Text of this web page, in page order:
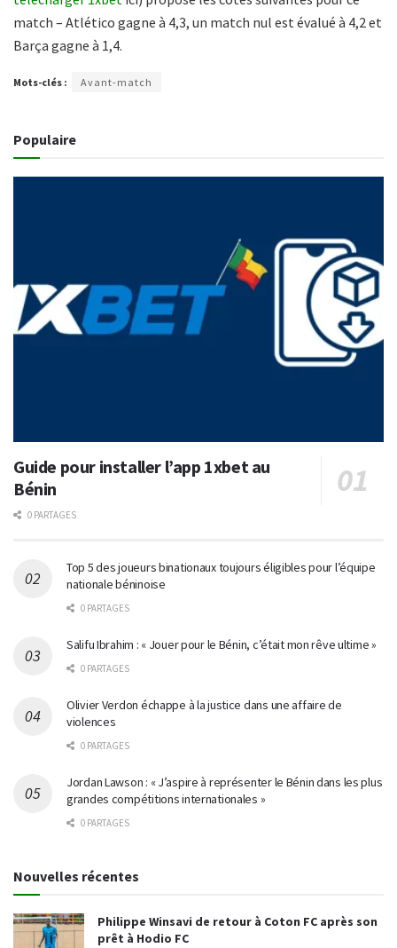
match – Atlético gagne à 4,3, un match nul est évalué à 4,2 et
Barça gagne à 1,4.
Mots-clés : Avant-match
Populaire
Guide pour installer l’app 1xbet au
Bénin
0 PARTAGES
Top 5 des joueurs binationaux toujours éligibles pour l’équipe
nationale béninoise
0 PARTAGES
Salifu Ibrahim : « Jouer pour le Bénin, c’était mon rêve ultime »
0 PARTAGES
Olivier Verdon échappe à la justice dans une affaire de
violences
0 PARTAGES
Jordan Lawson : « J’aspire à représenter le Bénin dans les plus
grandes compétitions internationales »
0 PARTAGES
Nouvelles récentes
Philippe Winsavi de retour à Coton FC après son
prêt à Hodio FC